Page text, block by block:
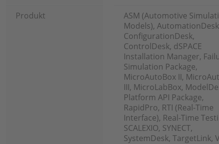
Produkt
ASM (Automotive
Models),
ConfigurationDesk,
ControlDesk, dSPACE
Installation Manager,
Simulation Package,
MicroAutoBox II,
III, MicroLabBox,
Platform API Package,
RapidPro, RTI (Real-Time
Interface), Real-Time
SCALEXIO, SYNECT,
SystemDesk, TargetLink,